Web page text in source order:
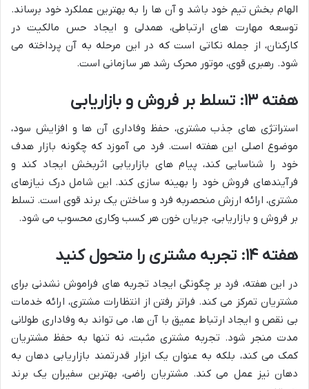
الهام بخش تیم خود باشد و آن ها را به بهترین عملکرد خود برساند.
توسعه مهارت های ارتباطی، همدلی و ایجاد حس مالکیت در
کارکنان، از جمله نکاتی است که در این مرحله به آن پرداخته می
شود. رهبری قوی، موتور محرک رشد هر سازمانی است.
هفته ۱۳: تسلط بر فروش و بازاریابی
استراتژی های جذب مشتری، حفظ وفاداری آن ها و افزایش سود،
موضوع اصلی این هفته است. فرد می آموزد که چگونه بازار هدف
خود را شناسایی کند، پیام های بازاریابی اثربخش ایجاد کند و
فرآیندهای فروش خود را بهینه سازی کند. این شامل درک نیازهای
مشتری، ارائه ارزش منحصربه فرد و ساختن یک برند قوی است. تسلط
بر فروش و بازاریابی، جریان خون هر کسب وکاری محسوب می شود.
هفته ۱۴: تجربه مشتری را متحول کنید
در این هفته، فرد بر چگونگی ایجاد تجربه های فراموش نشدنی برای
مشتریان تمرکز می کند. فراتر رفتن از انتظارات مشتری، ارائه خدمات
بی نقص و ایجاد ارتباط عمیق با آن ها، می تواند به وفاداری طولانی
مدت منجر شود. تجربه مشتری مثبت، نه تنها به حفظ مشتریان
کمک می کند، بلکه به عنوان یک ابزار قدرتمند بازاریابی دهان به
دهان نیز عمل می کند. مشتریان راضی، بهترین سفیران یک برند